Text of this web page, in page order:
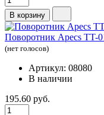
В корзину
Поворотник Apecs TT-
(нет голосов)
Артикул: 08080
В наличии
195.60 руб.